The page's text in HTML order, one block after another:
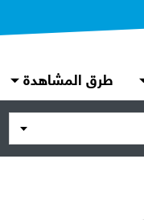
طرق المشاهدة